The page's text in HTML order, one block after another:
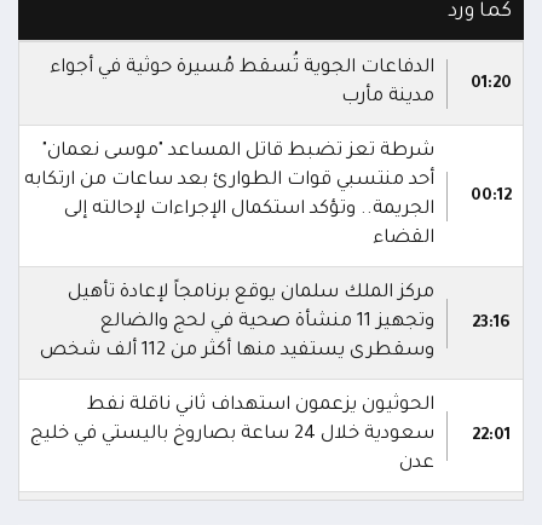
كما ورد
01:20
الدفاعات الجوية تُسقط مُسيرة حوثية في أجواء
مدينة مأرب
00:12
شرطة تعز تضبط قاتل المساعد "موسى نعمان"
أحد منتسبي قوات الطوارئ بعد ساعات من ارتكابه
الجريمة.. وتؤكد استكمال الإجراءات لإحالته إلى
القضاء
23:16
مركز الملك سلمان يوقع برنامجاً لإعادة تأهيل
وتجهيز 11 منشأة صحية في لحج والضالع
وسقطرى يستفيد منها أكثر من 112 ألف شخص
22:01
الحوثيون يزعمون استهداف ثاني ناقلة نفط
سعودية خلال 24 ساعة بصاروخ باليستي في خليج
عدن